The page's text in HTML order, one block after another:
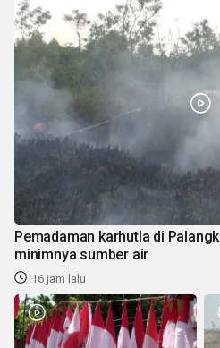
Pemadaman karhutla di
minimnya sumber air
16 jam lalu